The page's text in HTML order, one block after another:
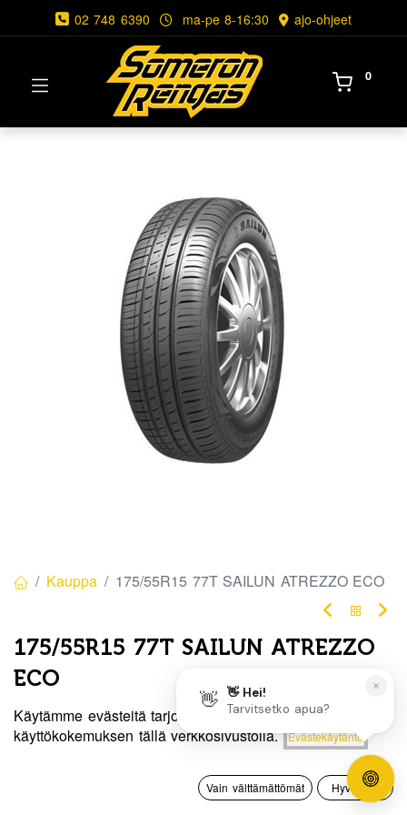
Hinta:
Lisää ostoskoriin
0
Toivelista Tili
02 748 6390 ma-pe 8-16:30 ajo-ohjeet
0
Kauppa 175/55R15 77T SAILUN ATREZZO ECO
175/55R15 77T SAILUN ATREZZO
ECO
EAN:8848116036498 Tuotekoodi:338452
67,50€ / kpl
Saatavilla
Käytämme evästeitä tarjotaksemme sinulle paremman
käyttökokemuksen tällä verkkosivustolla.
Evästekäytäntö
Vain välttämättömät Hyväksyn